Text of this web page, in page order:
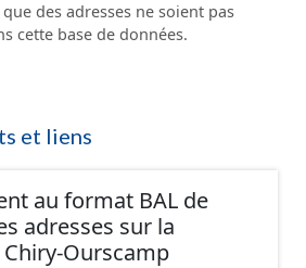
des adresses ne soient pas
cette base de données.
et liens
au format BAL de
adresses sur la
Ourscamp